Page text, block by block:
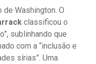
Washington. O
classificou o
sublinhando que
com a “inclusão e
sírias”. Uma